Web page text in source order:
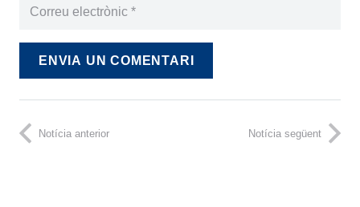
ENVIA UN COMENTARI
Notícia anterior Notícia següent